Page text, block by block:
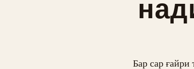
Бар сар ғайри